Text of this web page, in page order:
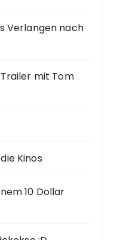
Verlangen nach
mit Tom
Kinos
10 Dollar